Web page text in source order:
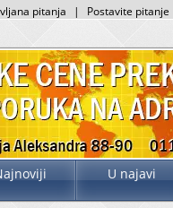
pitanja | Postavite pitanje
U najavi